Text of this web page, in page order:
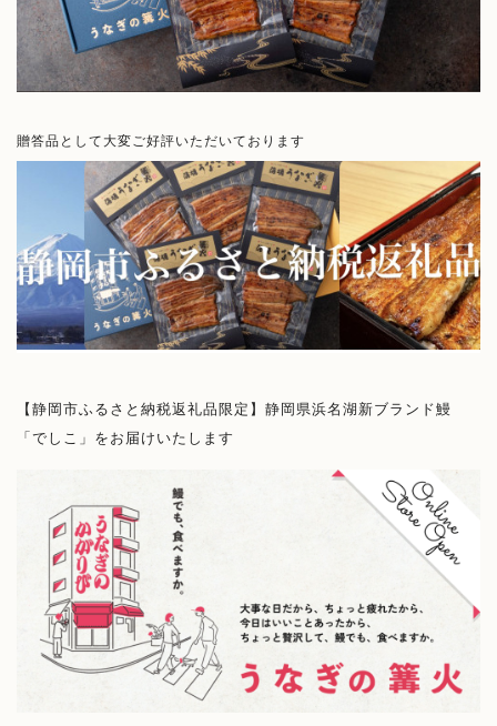
贈答品として大変ご好評いただいております
【静岡市ふるさと納税返礼品限定】 静岡県浜名湖新ブランド鰻
「でしこ」をお届けいたします